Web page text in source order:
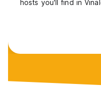
hosts you'll find in